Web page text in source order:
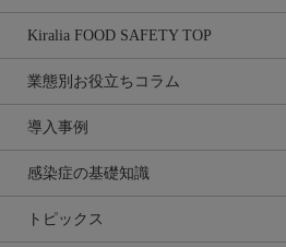
Kiralia FOOD SAFETY TOP
業態別お役立ちコラム
導入事例
感染症の基礎知識
トピックス